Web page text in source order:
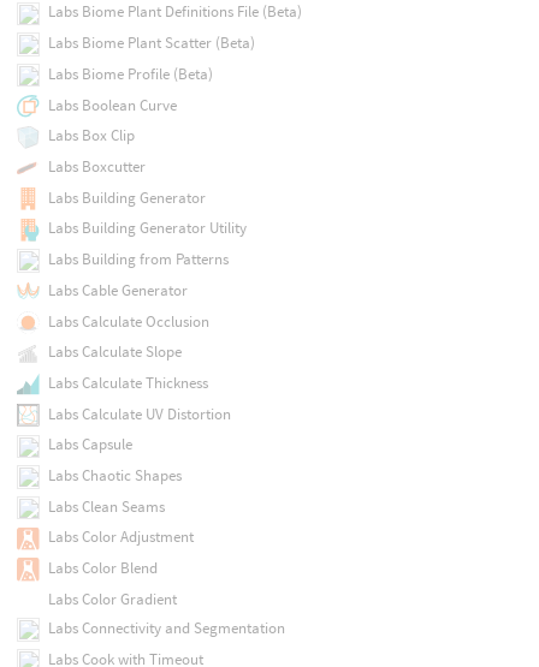
Labs Biome Plant Definitions File (Beta)
Labs Biome Plant Scatter (Beta)
Labs Biome Profile (Beta)
Labs Boolean Curve
Labs Box Clip
Labs Boxcutter
Labs Building Generator
Labs Building Generator Utility
Labs Building from Patterns
Labs Cable Generator
Labs Calculate Occlusion
Labs Calculate Slope
Labs Calculate Thickness
Labs Calculate UV Distortion
Labs Capsule
Labs Chaotic Shapes
Labs Clean Seams
Labs Color Adjustment
Labs Color Blend
Labs Color Gradient
Labs Connectivity and Segmentation
Labs Cook with Timeout